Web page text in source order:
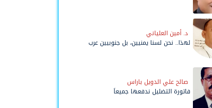
د. أمين العلياني
لهذا.. نحن لسنا يمنيين، بل جنوبيين عرب
صالح علي الدويل باراس
فاتورة التضليل ندفعها جميعاً